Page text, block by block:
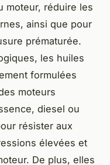
moteur, réduire les
ainsi que pour
prématurée.
les huiles
formulées
moteurs
diesel ou
résister aux
élevées et
De plus, elles